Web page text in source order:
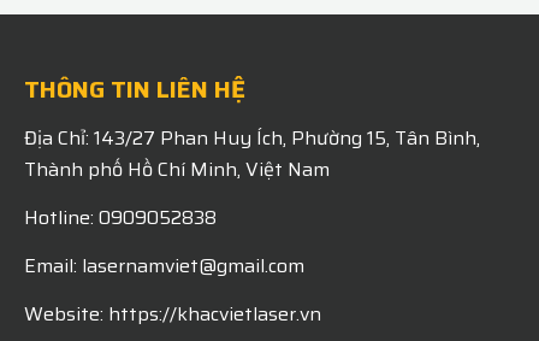
THÔNG TIN LIÊN HỆ
Địa Chỉ: 143/27 Phan Huy Ích, Phường 15, Tân Bình,
Thành phố Hồ Chí Minh, Việt Nam
Hotline: 0909052838
Email: lasernamviet@gmail.com
Website: https://khacvietlaser.vn